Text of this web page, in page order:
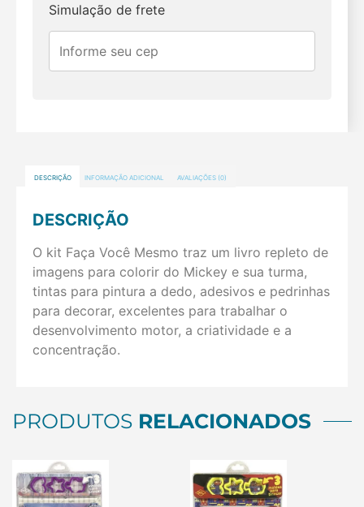
Simulação de frete
DESCRIÇÃO INFORMAÇÃO ADICIONAL AVALIAÇÕES (0)
DESCRIÇÃO
O kit Faça Você Mesmo traz um livro repleto de
imagens para colorir do Mickey e sua turma,
tintas para pintura a dedo, adesivos e pedrinhas
para decorar, excelentes para trabalhar o
desenvolvimento motor, a criatividade e a
concentração.
PRODUTOS RELACIONADOS